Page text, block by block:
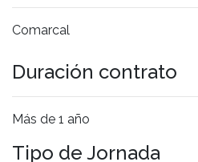
Comarcal
Duración contrato
Más de 1 año
Tipo de Jornada